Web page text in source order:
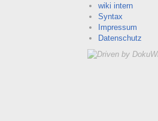
wiki intern
Syntax
Impressum
Datenschutz